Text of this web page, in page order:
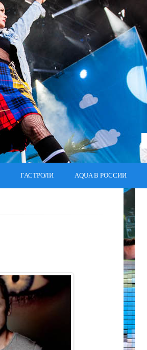
ГАСТРОЛИ AQUA В РОССИИ